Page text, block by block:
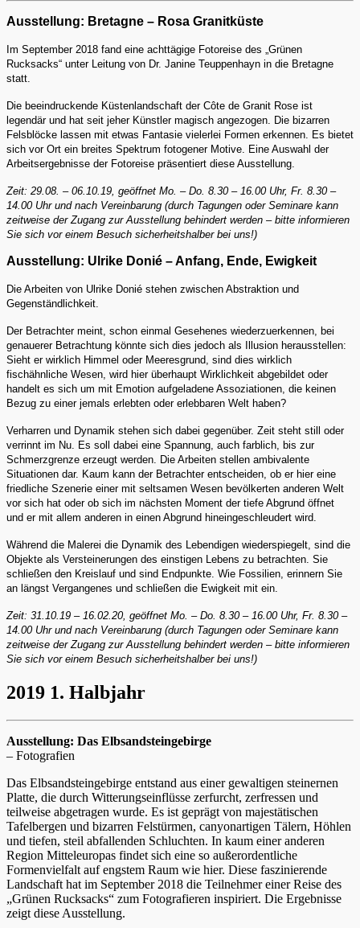
Ausstellung: Bretagne – Rosa Granitküste
Im September 2018 fand eine achttägige Fotoreise des „Grünen
Rucksacks“ unter Leitung von Dr. Janine Teuppenhayn in die Bretagne
statt.
Die beeindruckende Küstenlandschaft der Côte de Granit Rose ist
legendär und hat seit jeher Künstler magisch angezogen. Die bizarren
Felsblöcke lassen mit etwas Fantasie vielerlei Formen erkennen. Es bietet
sich vor Ort ein breites Spektrum fotogener Motive. Eine Auswahl der
Arbeitsergebnisse der Fotoreise präsentiert diese Ausstellung.
Zeit: 29.08. – 06.10.19, geöffnet Mo. – Do. 8.30 – 16.00 Uhr, Fr. 8.30 –
14.00 Uhr und nach Vereinbarung (durch Tagungen oder Seminare kann
zeitweise der Zugang zur Ausstellung behindert werden – bitte informieren
Sie sich vor einem Besuch sicherheitshalber bei uns!)
Ausstellung: Ulrike Donié – Anfang, Ende, Ewigkeit
Die Arbeiten von Ulrike Donié stehen zwischen Abstraktion und
Gegenständlichkeit.
Der Betrachter meint, schon einmal Gesehenes wiederzuerkennen, bei
genauerer Betrachtung könnte sich dies jedoch als Illusion herausstellen:
Sieht er wirklich Himmel oder Meeresgrund, sind dies wirklich
fischähnliche Wesen, wird hier überhaupt Wirklichkeit abgebildet oder
handelt es sich um mit Emotion aufgeladene Assoziationen, die keinen
Bezug zu einer jemals erlebten oder erlebbaren Welt haben?
Verharren und Dynamik stehen sich dabei gegenüber. Zeit steht still oder
verrinnt im Nu. Es soll dabei eine Spannung, auch farblich, bis zur
Schmerzgrenze erzeugt werden. Die Arbeiten stellen ambivalente
Situationen dar. Kaum kann der Betrachter entscheiden, ob er hier eine
friedliche Szenerie einer mit seltsamen Wesen bevölkerten anderen Welt
vor sich hat oder ob sich im nächsten Moment der tiefe Abgrund öffnet
und er mit allem anderen in einen Abgrund hineingeschleudert wird.
Während die Malerei die Dynamik des Lebendigen wiederspiegelt, sind die
Objekte als Versteinerungen des einstigen Lebens zu betrachten. Sie
schließen den Kreislauf und sind Endpunkte. Wie Fossilien, erinnern Sie
an längst Vergangenes und schließen die Ewigkeit mit ein.
Zeit: 31.10.19 – 16.02.20, geöffnet Mo. – Do. 8.30 – 16.00 Uhr, Fr. 8.30 –
14.00 Uhr und nach Vereinbarung (durch Tagungen oder Seminare kann
zeitweise der Zugang zur Ausstellung behindert werden – bitte informieren
Sie sich vor einem Besuch sicherheitshalber bei uns!)
2019 1. Halbjahr
Ausstellung: Das Elbsandsteingebirge
– Fotografien
Das Elbsandsteingebirge entstand aus einer gewaltigen steinernen
Platte, die durch Witterungseinflüsse zerfurcht, zerfressen und
teilweise abgetragen wurde. Es ist geprägt von majestätischen
Tafelbergen und bizarren Felstürmen, canyonartigen Tälern, Höhlen
und tiefen, steil abfallenden Schluchten. In kaum einer anderen
Region Mitteleuropas findet sich eine so außerordentliche
Formenvielfalt auf engstem Raum wie hier. Diese faszinierende
Landschaft hat im September 2018 die Teilnehmer einer Reise des
„Grünen Rucksacks“ zum Fotografieren inspiriert. Die Ergebnisse
zeigt diese Ausstellung.